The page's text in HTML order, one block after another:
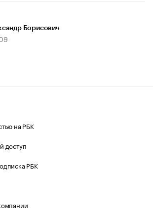
Борисович
на РБК
доступ
РБК